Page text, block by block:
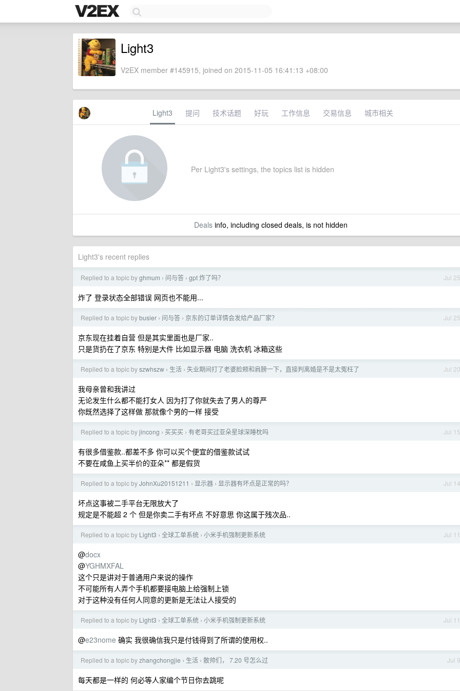
Light3
V2EX member #145915, joined on 2015-11-05 16:41:13 +08:00
Light3 提问 技术话题 好玩 工作信息 交易信息 城市相关
Per Light3's settings, the topics list is hidden
Dealsinfo, including closed deals, is not hidden
Light3's recent replies
Jul 25
Replied to a topic byghmum › 问与答 › gpt 炸了吗？
炸了 登录状态全部错误 网页也不能用...
Jul 25
Replied to a topic bybusier › 问与答 › 京东的订单详情会发给产品厂家？
京东现在挂着自营 但是其实里面也是厂家..
只是货扔在了京东 特别是大件 比如显示器 电脑 洗衣机 冰箱这些
Jul 20
Replied to a topic byszwhszw › 生活 › 失业期间打了老婆脸颊和肩膀一下，直接判离婚是不是太冤枉了
我母亲曾和我讲过
无论发生什么都不能打女人 因为打了你就失去了男人的尊严
你既然选择了这样做 那就像个男的一样 接受
Jul 15
Replied to a topic byjincong › 买买买 › 有老哥买过亚朵星球深睡枕吗
有很多借鉴款..都差不多 你可以买个便宜的借鉴款试试
不要在咸鱼上买半价的亚朵** 都是假货
Jul 14
Replied to a topic byJohnXu20151211 › 显示器 › 显示器有坏点是正常的吗？
坏点这事被二手平台无限放大了
规定是不能超 2 个 但是你卖二手有坏点 不好意思 你这属于残次品..
Jul 11
Replied to a topic by Light3 › 全球工单系统 › 小米手机强制更新系统
@docx
@YGHMXFAL
这个只是讲对于普通用户来说的操作
不可能所有人弄个手机都要接电脑上给强制上锁
对于这种没有任何人同意的更新是无法让人接受的
Jul 11
Replied to a topic by Light3 › 全球工单系统 › 小米手机强制更新系统
@e23nome 确实 我很确信我只是付钱得到了所谓的使用权..
Jul 9
Replied to a topic byzhangchongjie › 生活 › 散帅们， 7.20 号怎么过
每天都是一样的 何必等人家编个节日你去跳呢